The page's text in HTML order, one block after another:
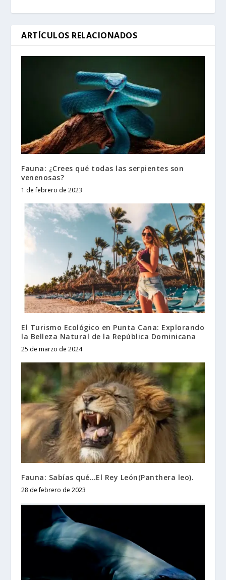
ARTÍCULOS RELACIONADOS
Fauna: ¿Crees qué todas las serpientes son
venenosas?
1 de febrero de 2023
El Turismo Ecológico en Punta Cana: Explorando
la Belleza Natural de la República Dominicana
25 de marzo de 2024
Fauna: Sabías qué…El Rey León(Panthera leo).
28 de febrero de 2023